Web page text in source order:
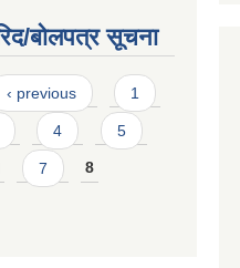
बोलपत्र सूचना
‹ previous 1
4 5
7 8